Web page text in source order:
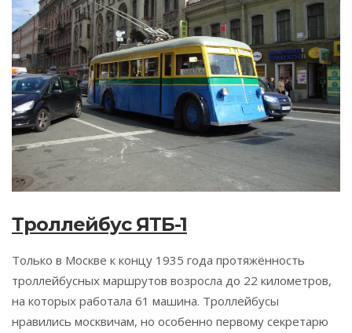
Троллейбус ЯТБ-1
Только в Москве к концу 1935 года протяжённость
троллейбусных маршрутов возросла до 22 километров,
на которых работала 61 машина. Троллейбусы
нравились москвичам, но особенно первому секретарю